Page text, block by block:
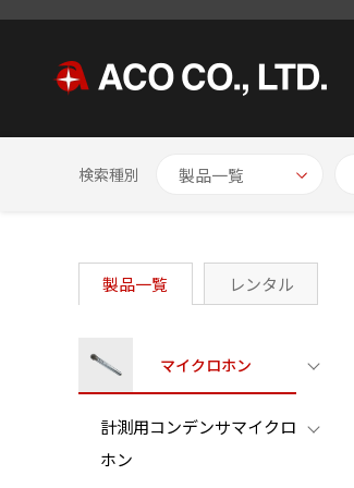
検索種別
HOME 製品一覧 1/2インチマイクロホン
製品一覧 レンタル
マイクロホン
計測用コンデンサマイクロ
ホン